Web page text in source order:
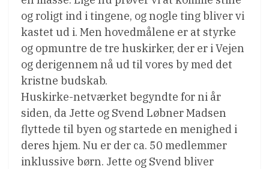
og roligt ind i tingene, og nogle ting bliver vi
kastet ud i. Men hovedmålene er at styrke
og opmuntre de tre huskirker, der er i Vejen
og derigennem nå ud til vores by med det
kristne budskab.
Huskirke-netværket begyndte for ni år
siden, da Jette og Svend Løbner Madsen
flyttede til byen og startede en menighed i
deres hjem. Nu er der ca. 50 medlemmer
inklussive børn. Jette og Svend bliver